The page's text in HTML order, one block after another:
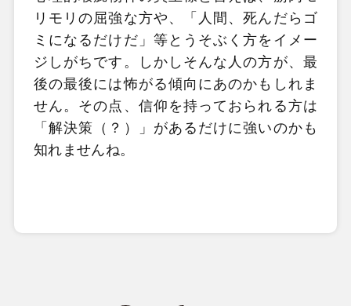
リモリの屈強な方や、「人間、死んだらゴ
ミになるだけだ」等とうそぶく方をイメー
ジしがちです。しかしそんな人の方が、最
後の最後には怖がる傾向にあのかもしれま
せん。その点、信仰を持っておられる方は
「解決策（？）」があるだけに強いのかも
知れませんね。